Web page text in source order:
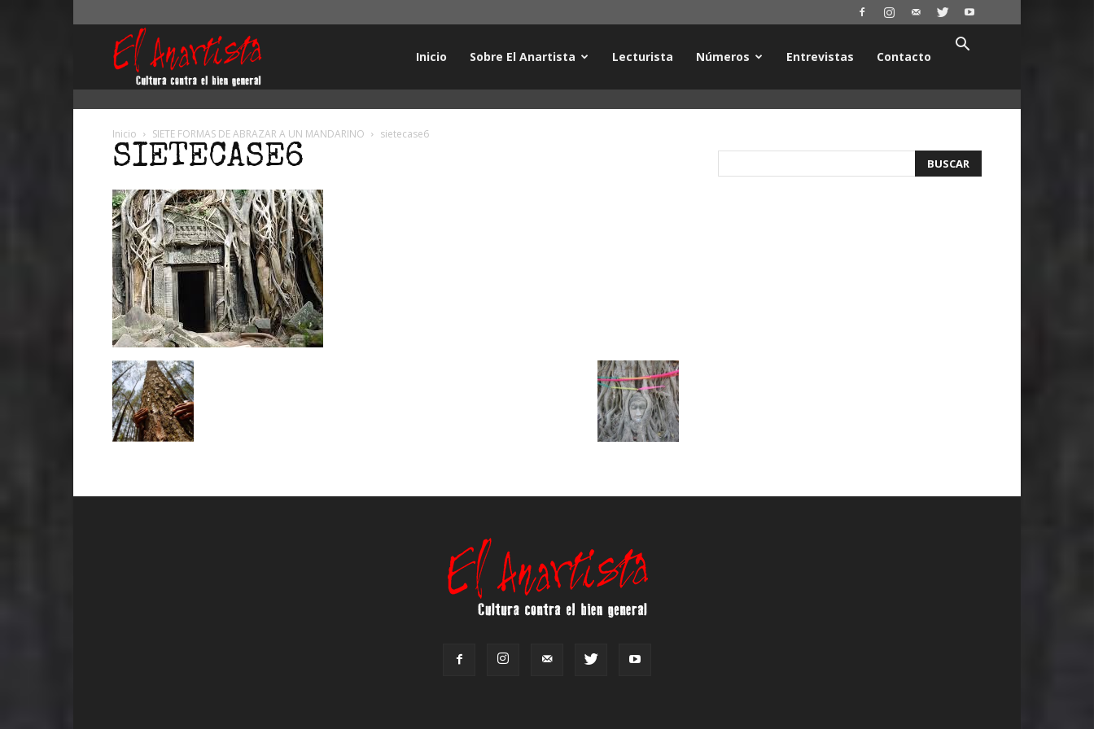
Inicio Sobre El Anartista Lecturista Números Entrevistas Contacto
Inicio SIETE FORMAS DE ABRAZAR A UN MANDARINO sietecase6
SIETECASE6